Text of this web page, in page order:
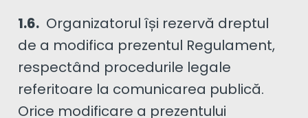
1.6. Organizatorul își rezervă dreptul
de a modifica prezentul Regulament,
respectând procedurile legale
referitoare la comunicarea publică.
Orice modificare a prezentului